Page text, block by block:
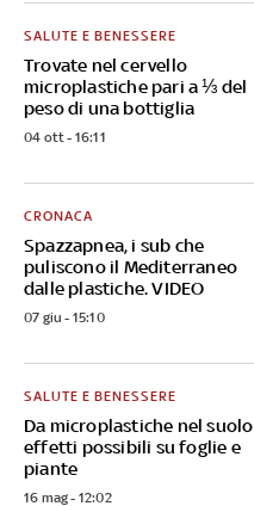
Trovate nel cervello
microplastiche pari a ⅓ del
peso di una bottiglia
SALUTE E BENESSERE
04 ott - 16:11
Spazzapnea, i sub che
puliscono il Mediterraneo
dalle plastiche. VIDEO
CRONACA
07 giu - 15:10
Da microplastiche nel suolo
effetti possibili su foglie e
piante
SALUTE E BENESSERE
16 mag - 12:02